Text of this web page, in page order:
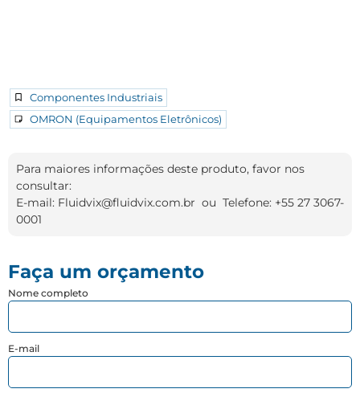
Componentes Industriais
OMRON (Equipamentos Eletrônicos)
Para maiores informações deste produto, favor nos
consultar:
E-mail: Fluidvix@fluidvix.com.br ou Telefone: +55 27 3067-
0001
Faça um orçamento
Nome completo
E-mail